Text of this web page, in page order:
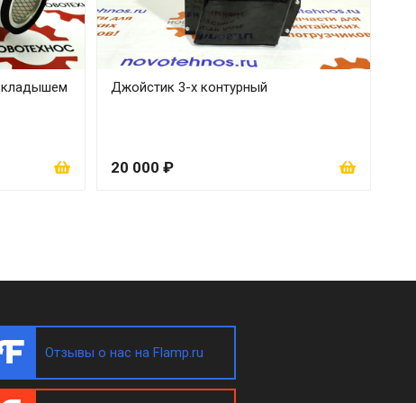
Джойстик 3-х контурный
20 000 ₽
Отзывы о нас на Flamp.ru